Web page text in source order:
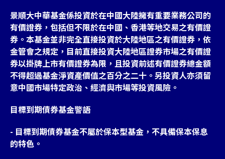
景順大中華基金係投資於在中國大陸擁有重要業務公司的
有價證券，包括但不限於在中國、香港等地交易之有價證
券。本基金並非完全直接投資於大陸地區之有價證券，依
金管會之規定，目前直接投資大陸地區證券市場之有價證
券以掛牌上市有價證券為限，且投資前述有價證券總金額
不得超過基金淨資產價值之百分之二十。另投資人亦須留
意中國市場特定政治、經濟與市場等投資風險。
目標到期債券基金警語
- 目標到期債券基金不屬於保本型基金，不具備保本保息
的特色。